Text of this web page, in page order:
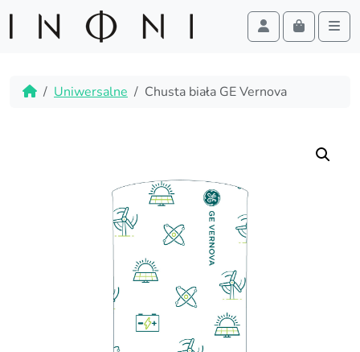
Account
Cart
HomeUniwersalne Chusta biała GE Vernova